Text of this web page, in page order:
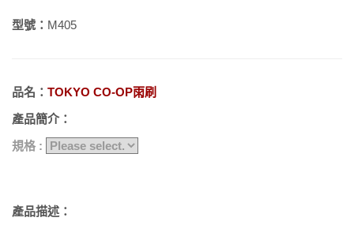
型號： M405
品名： TOKYO CO-OP雨刷
產品簡介：
規格 :
產品描述：